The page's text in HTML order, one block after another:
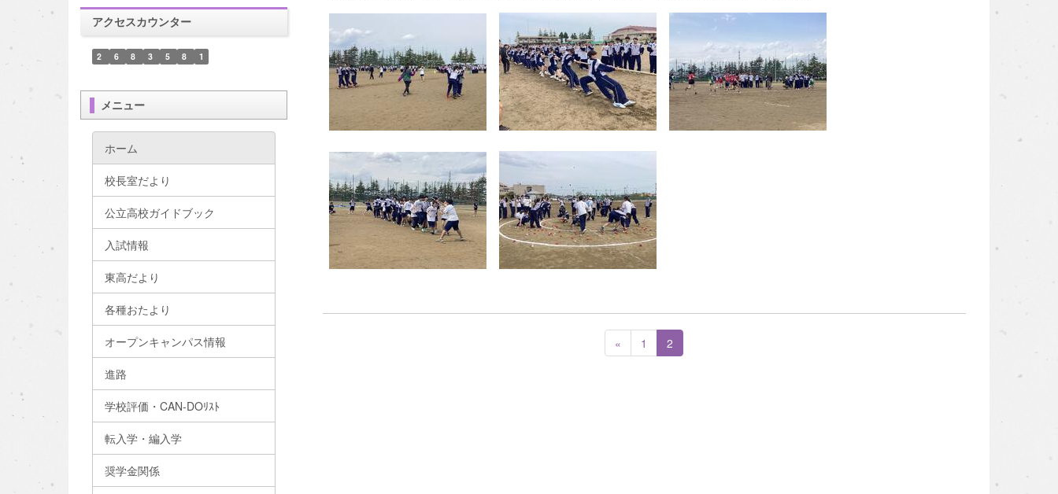
« 1 2
アクセスカウンター
2 6 8 3 5 8 1
メニュー
ホーム
校長室だより
公立高校ガイドブック
入試情報
東高だより
各種おたより
オープンキャンパス情報
進路
学校評価・CAN-DOﾘｽﾄ
転入学・編入学
奨学金関係